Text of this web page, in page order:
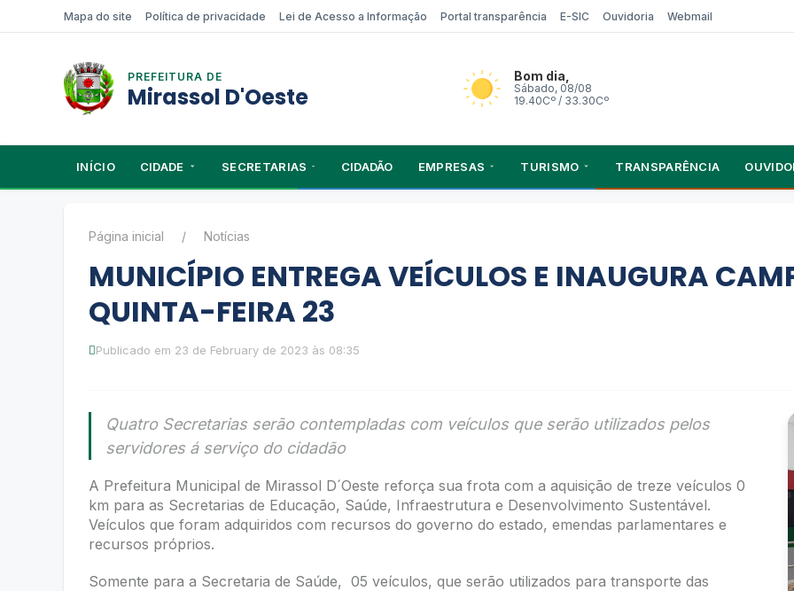
Mapa do site Política de privacidade Lei de Acesso a Informação Portal transparência E-SIC Ouvidoria Webmail
PREFEITURA DE
Mirassol D'Oeste
Bom dia,
Sábado, 08/08
19.40Cº / 33.30Cº
INÍCIO CIDADE SECRETARIAS CIDADÃO EMPRESAS TURISMO TRANSPARÊNCIA
Página inicial Notícias
MUNICÍPIO ENTREGA VEÍCULOS E INAUGURA
QUINTA-FEIRA 23
Publicado em 23 de February de 2023 às 08:35
Quatro Secretarias serão contempladas com veículos que serão utilizados pelos
servidores á serviço do cidadão
A Prefeitura Municipal de Mirassol D´Oeste reforça sua frota com a aquisição de treze veículos 0
km para as Secretarias de Educação, Saúde, Infraestrutura e Desenvolvimento Sustentável.
Veículos que foram adquiridos com recursos do governo do estado, emendas parlamentares e
recursos próprios.
Somente para a Secretaria de Saúde, 05 veículos, que serão utilizados para transporte das